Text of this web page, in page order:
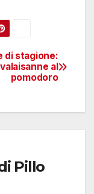
di stagione:
al
pomodoro
Pillo